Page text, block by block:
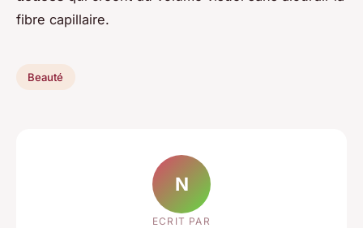
fibre capillaire.
Beauté
N
ECRIT PAR